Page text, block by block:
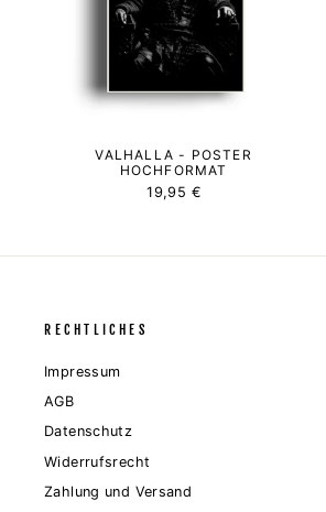
VALHALLA - POSTER
HOCHFORMAT
19,95 €
RECHTLICHES
Impressum
AGB
Datenschutz
Widerrufsrecht
Zahlung und Versand